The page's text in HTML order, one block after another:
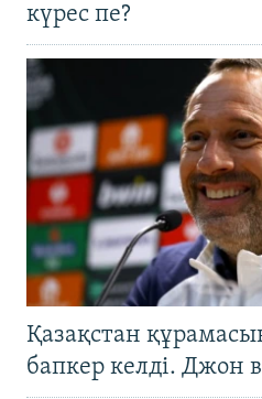
күрес пе?
Қазақстан
бапкер келді. Джон